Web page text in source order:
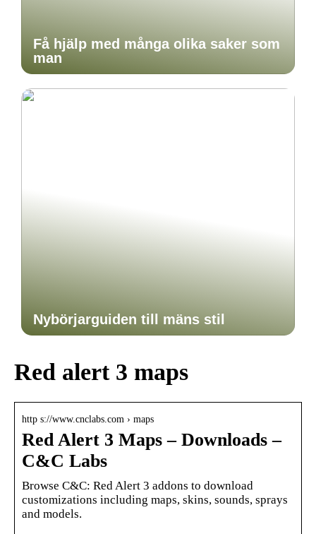
Få hjälp med många olika saker som
man
Nybörjarguiden till mäns stil
Red alert 3 maps
http s://www.cnclabs.com › maps
Red Alert 3 Maps – Downloads –
C&C Labs
Browse C&C: Red Alert 3 addons to download
customizations including maps, skins, sounds, sprays
and models.